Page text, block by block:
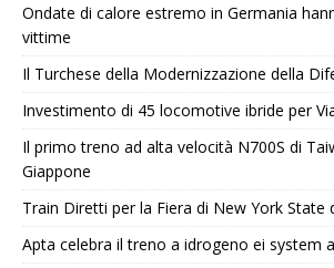
Ondate di calore estremo in Germania
vittime
Il Turchese della Modernizzazione della
Investimento di 45 locomotive ibride per
Il primo treno ad alta velocità N700S di
Giappone
Train Diretti per la Fiera di New York State
Apta celebra il treno a idrogeno ei system